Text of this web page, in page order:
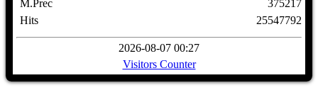
M.Prec
Hits
375217
25547792
2026-08-07 00:27
Visitors Counter